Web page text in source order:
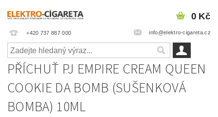
+420 737 887 000 info@elektro-cigareta.cz
0 Kč
PŘÍCHUŤ PJ EMPIRE CREAM QUEEN
COOKIE DA BOMB (SUŠENKOVÁ
BOMBA) 10ML